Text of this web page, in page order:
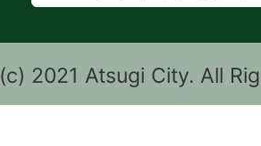
(c) 2021 Atsugi City. All